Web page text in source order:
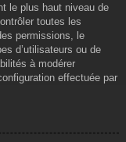
le plus haut niveau de
toutes les
permissions, le
d’utilisateurs ou de
à modérer
effectuée par